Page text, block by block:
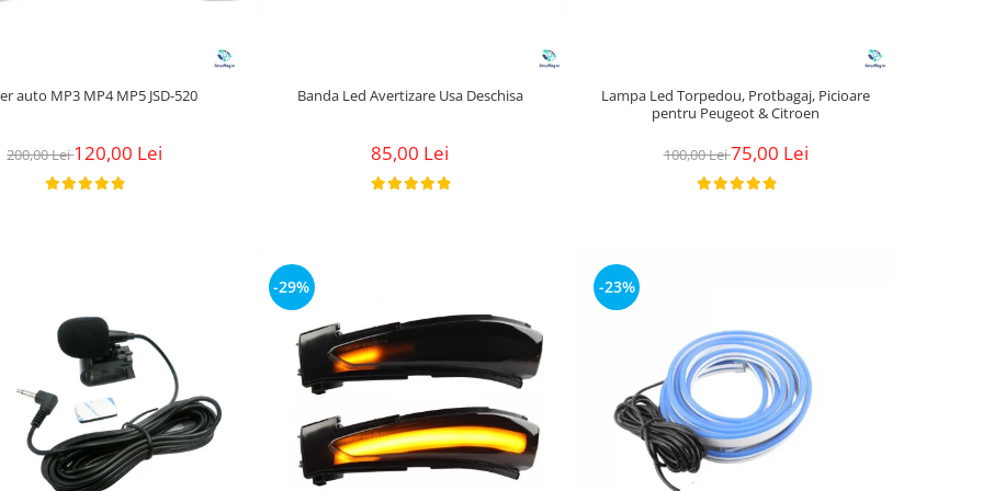
auto MP3 MP4 MP5 JSD-520
200,00 Lei120,00 Lei
Banda Led Avertizare Usa Deschisa
85,00 Lei
Lampa Led Torpedou, Protbagaj, Picioare
pentru Peugeot & Citroen
100,00 Lei75,00 Lei
-29% -23%